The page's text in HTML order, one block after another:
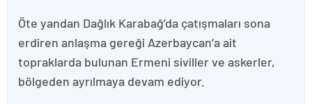
Öte yandan Dağlık Karabağ’da çatışmaları sona
erdiren anlaşma gereği Azerbaycan’a ait
topraklarda bulunan Ermeni siviller ve askerler,
bölgeden ayrılmaya devam ediyor.